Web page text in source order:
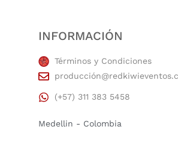
INFORMACIÓN
Términos y Condiciones
(+57) 311 383 5458
Medellin - Colombia